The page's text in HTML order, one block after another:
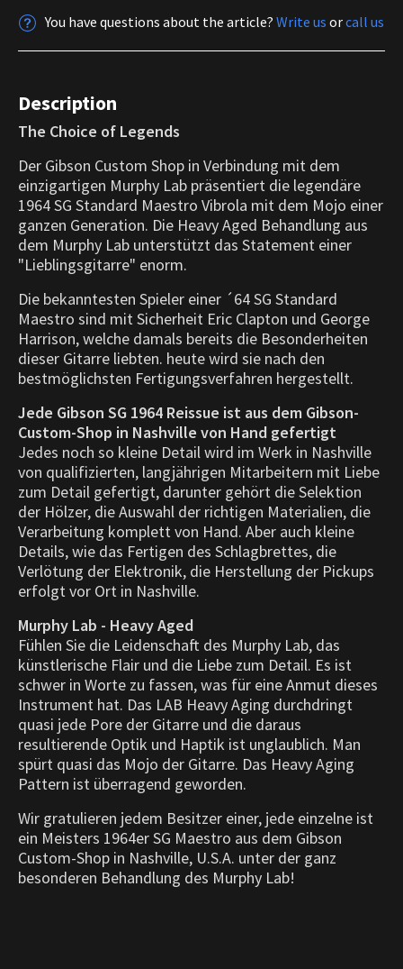
You have questions about the article? Write us orcall us
Description
The Choice of Legends
Der Gibson Custom Shop in Verbindung mit dem
einzigartigen Murphy Lab präsentiert die legendäre
1964 SG Standard Maestro Vibrola mit dem Mojo einer
ganzen Generation. Die Heavy Aged Behandlung aus
dem Murphy Lab unterstützt das Statement einer
"Lieblingsgitarre" enorm.
Die bekanntesten Spieler einer ´64 SG Standard
Maestro sind mit Sicherheit Eric Clapton und George
Harrison, welche damals bereits die Besonderheiten
dieser Gitarre liebten. heute wird sie nach den
bestmöglichsten Fertigungsverfahren hergestellt.
Jede Gibson SG 1964 Reissue ist aus dem Gibson-
Custom-Shop in Nashville von Hand gefertigt
Jedes noch so kleine Detail wird im Werk in Nashville
von qualifizierten, langjährigen Mitarbeitern mit Liebe
zum Detail gefertigt, darunter gehört die Selektion
der Hölzer, die Auswahl der richtigen Materialien, die
Verarbeitung komplett von Hand. Aber auch kleine
Details, wie das Fertigen des Schlagbrettes, die
Verlötung der Elektronik, die Herstellung der Pickups
erfolgt vor Ort in Nashville.
Murphy Lab - Heavy Aged
Fühlen Sie die Leidenschaft des Murphy Lab, das
künstlerische Flair und die Liebe zum Detail. Es ist
schwer in Worte zu fassen, was für eine Anmut dieses
Instrument hat. Das LAB Heavy Aging durchdringt
quasi jede Pore der Gitarre und die daraus
resultierende Optik und Haptik ist unglaublich. Man
spürt quasi das Mojo der Gitarre. Das Heavy Aging
Pattern ist überragend geworden.
Wir gratulieren jedem Besitzer einer, jede einzelne ist
ein Meisters 1964er SG Maestro aus dem Gibson
Custom-Shop in Nashville, U.S.A. unter der ganz
besonderen Behandlung des Murphy Lab!